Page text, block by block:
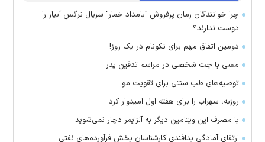
چرا خوانندگان رمان پرفروش "بامداد خمار" سریال نرگس آبیار را
دوست ندارند؟
دومین اتفاق مهم برای نکونام در یک روز!
مسی با جت شخصی در مراسم تدفین پدر
توصیه‌های طب سنتی برای تقویت مو
روزبه، سهراب را برای هفته اول امیدوار کرد
با مصرف این ویتامین دیگر به آلزایمر دچار نمی‌شوید
ارتقای آمادگی پدافندی کارشناسان پخش فرآورده‌های نفتی